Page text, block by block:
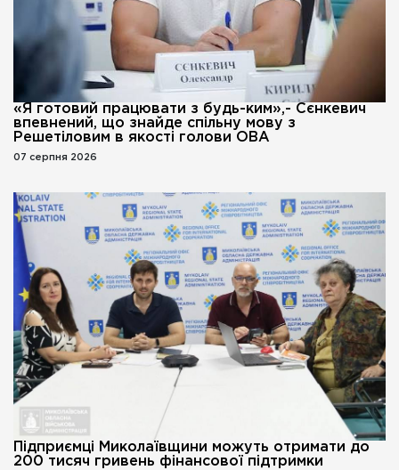
«Я готовий працювати з будь-ким»,- Сєнкевич
впевнений, що знайде спільну мову з
Решетіловим в якості голови ОВА
07 серпня 2026
Підприємці Миколаївщини можуть отримати до
200 тисяч гривень фінансової підтримки